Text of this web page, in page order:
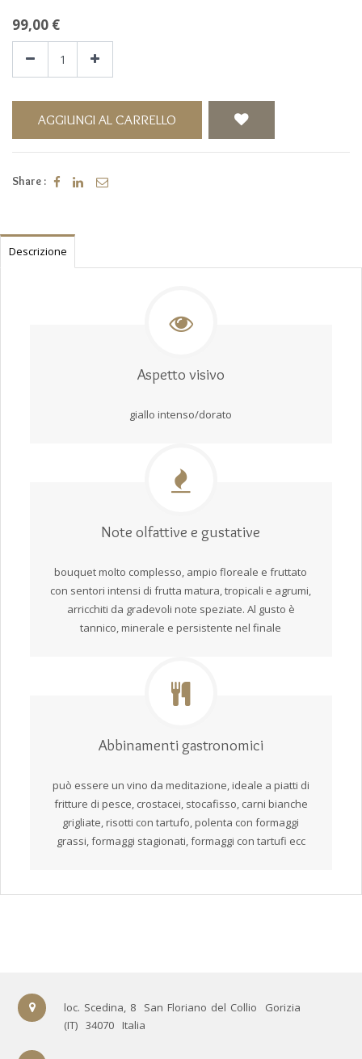
99,00 €
AGGIUNGI AL CARRELLO
Share :
Descrizione
Aspetto visivo
giallo intenso/dorato
Note olfattive e gustative
bouquet molto complesso, ampio floreale e fruttato
con sentori intensi di frutta matura, tropicali e agrumi,
arricchiti da gradevoli note speziate. Al gusto è
tannico, minerale e persistente nel finale
Abbinamenti gastronomici
può essere un vino da meditazione, ideale a piatti di
fritture di pesce, crostacei, stocafisso, carni bianche
grigliate, risotti con tartufo, polenta con formaggi
grassi, formaggi stagionati, formaggi con tartufi ecc
loc. Scedina, 8 San Floriano del Collio
Gorizia
(IT) 34070 Italia